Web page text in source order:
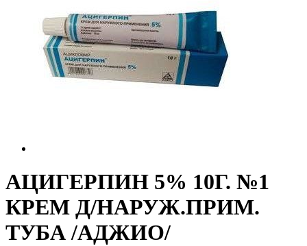
АЦИГЕРПИН 5% 10Г. №1
КРЕМ Д/НАРУЖ.ПРИМ.
ТУБА /АДЖИО/